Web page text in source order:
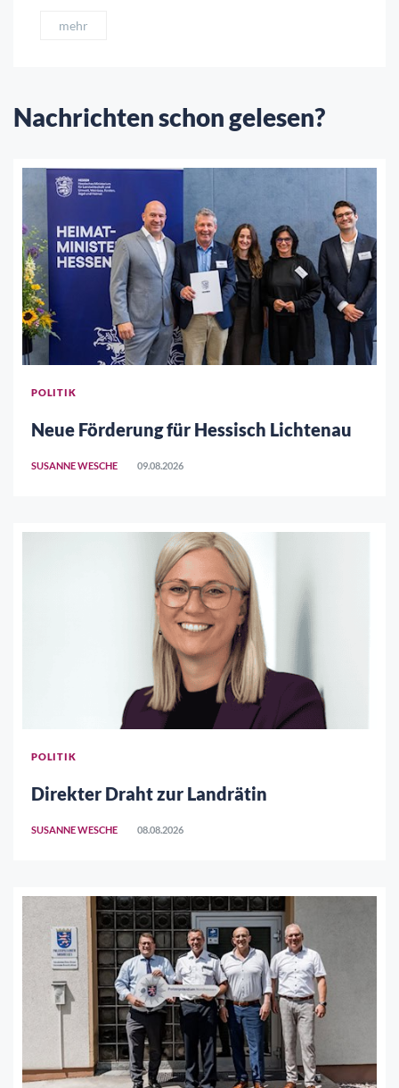
mehr
Nachrichten schon gelesen?
POLITIK
Neue Förderung für Hessisch Lichtenau
SUSANNE WESCHE 09.08.2026
POLITIK
Direkter Draht zur Landrätin
SUSANNE WESCHE 08.08.2026